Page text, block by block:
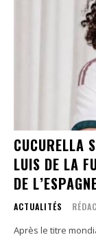
CUCURELLA
LUIS DE LA
DE
ACTUALITÉS
Après le titre